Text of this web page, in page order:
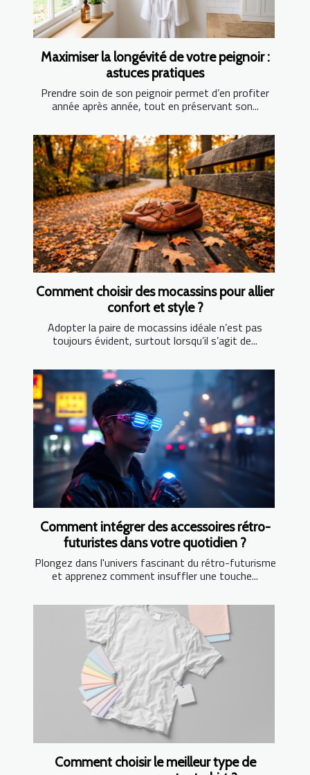
Maximiser la longévité de votre peignoir :
astuces pratiques
Prendre soin de son peignoir permet d’en profiter
année après année, tout en préservant son...
Comment choisir des mocassins pour allier
confort et style ?
Adopter la paire de mocassins idéale n’est pas
toujours évident, surtout lorsqu’il s’agit de...
Comment intégrer des accessoires rétro-
futuristes dans votre quotidien ?
Plongez dans l'univers fascinant du rétro-futurisme
et apprenez comment insuffler une touche...
Comment choisir le meilleur type de